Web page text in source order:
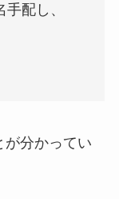
配し、
が分かってい